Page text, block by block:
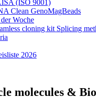
(ISO 9001)
Clean GenoMagBeads
Woche
cloning kit Splicing
2026
molecules &